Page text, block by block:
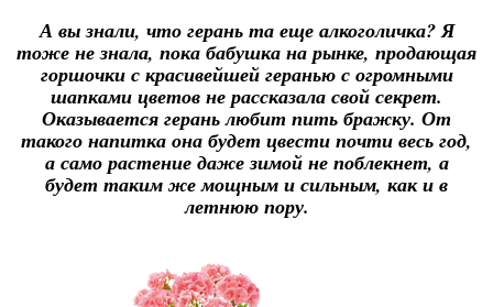
А вы знали, что герань та еще алкоголичка? Я
тоже не знала, пока бабушка на рынке, продающая
горшочки с красивейшей геранью с огромными
шапками цветов не рассказала свой секрет.
Оказывается герань любит пить бражку. От
такого напитка она будет цвести почти весь год,
а само растение даже зимой не поблекнет, а
будет таким же мощным и сильным, как и в
летнюю пору.